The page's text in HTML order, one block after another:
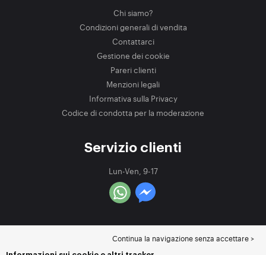
Chi siamo?
Condizioni generali di vendita
Contattarci
Gestione dei cookie
Pareri clienti
Menzioni legali
Informativa sulla Privacy
Codice di condotta per la moderazione
Servizio clienti
Lun-Ven, 9-17
Continua la navigazione senza accettare >